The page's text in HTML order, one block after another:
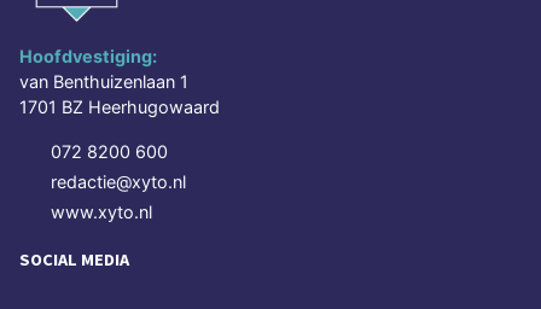
Hoofdvestiging:
van Benthuizenlaan 1
1701 BZ Heerhugowaard
072 8200 600
redactie@xyto.nl
www.xyto.nl
SOCIAL MEDIA